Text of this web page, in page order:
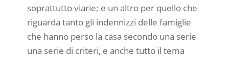
soprattutto viarie; e un altro per quello che
riguarda tanto gli indennizzi delle famiglie
che hanno perso la casa secondo una serie
una serie di criteri, e anche tutto il tema